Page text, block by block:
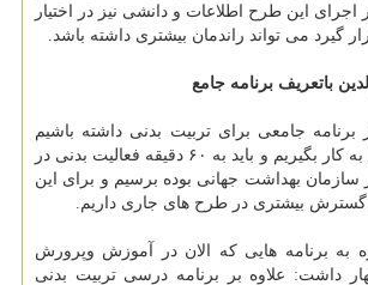
این طرح اطلاعات و دانشی نیز در اختیار
گیرد می تواند راندمان بیشتری داشته باشد.
باتعریف برنامه جامع
جامعی برای تربیت بدنی داشته باشیم
می توانیم والدین را به کار بگیریم و باید به ۶۰ دقیقه فعالیت بدنی در
بهداشت جهانی بوده برسیم و برای این
و گسترش بیشتری در طرح های جاری داریم.
به برنامه هایی که الان در آموزش وپرورش
داشت: علاوه بر برنامه درسی تربیت بدنی